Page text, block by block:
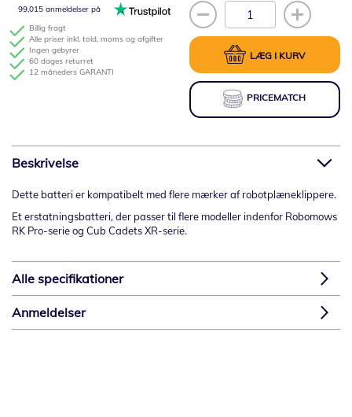
LÆG I KURV
PRICEMATCH
Billig fragt
Alle priser inkl. told, moms og afgifter
Ingen gebyrer
60 dages returret
12 måneders GARANTI
99,015 anmeldelser på
Beskrivelse
Dette batteri er kompatibelt med flere mærker af robotplæneklippere.
Et erstatningsbatteri, der passer til flere modeller indenfor Robomows
RK Pro-serie og Cub Cadets XR-serie.
Alle specifikationer
Anmeldelser